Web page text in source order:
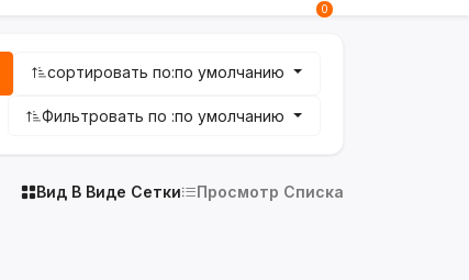
0
сортировать по:по умолчанию
Фильтровать по :по умолчанию
Вид В Виде Сетки Просмотр Списка